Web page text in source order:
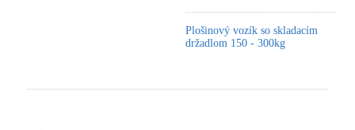
Plošinový vozík so skladacím
držadlom 150 - 300kg